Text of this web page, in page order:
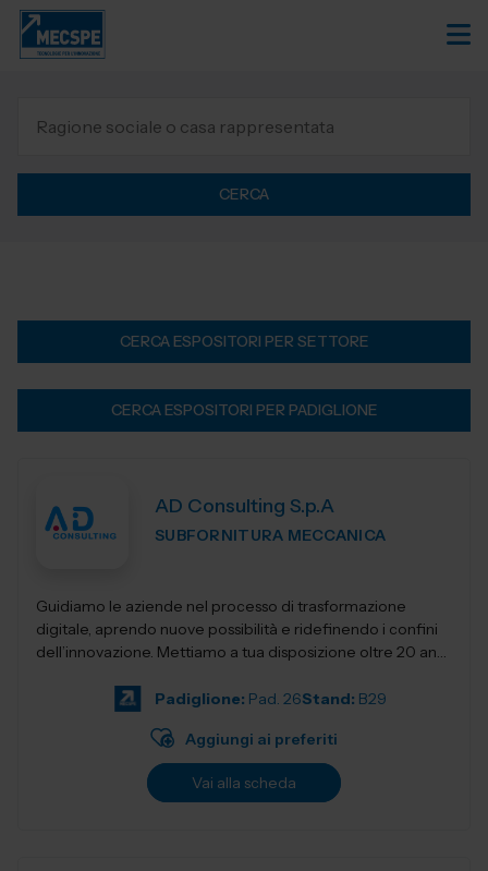
CERCA
CERCA ESPOSITORI PER SETTORE
CERCA ESPOSITORI PER PADIGLIONE
AD Consulting S.p.A
SUBFORNITURA MECCANICA
Guidiamo le aziende nel processo di trasformazione
digitale, aprendo nuove possibilità e ridefinendo i confini
dell’innovazione. Mettiamo a tua disposizione oltre 20 anni
Padiglione: Pad. 26Stand: B29
Aggiungi ai preferiti
Vai alla scheda